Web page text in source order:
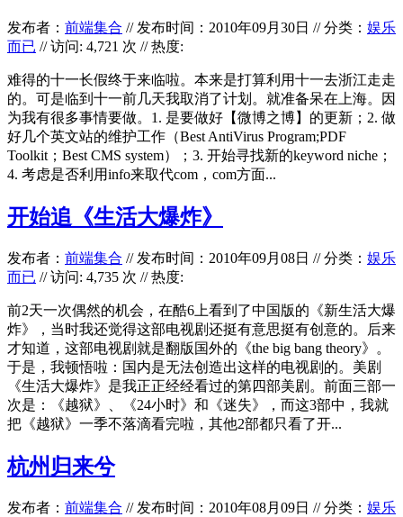
发布者： 前端集合 // 发布时间：2010年09月30日 //分类： 娱乐
而已 // 访问: 4,721 次 // 热度:
难得的十一长假终于来临啦。本来是打算利用十一去浙江走走
的。可是临到十一前几天我取消了计划。就准备呆在上海。因
为我有很多事情要做。1. 是要做好【微博之博】的更新；2. 做
好几个英文站的维护工作（Best AntiVirus Program;PDF
Toolkit；Best CMS system）；3. 开始寻找新的keyword niche；
4. 考虑是否利用info来取代com，com方面...
开始追《生活大爆炸》
发布者： 前端集合 // 发布时间：2010年09月08日 //分类： 娱乐
而已 // 访问: 4,735 次 // 热度:
前2天一次偶然的机会，在酷6上看到了中国版的《新生活大爆
炸》，当时我还觉得这部电视剧还挺有意思挺有创意的。后来
才知道，这部电视剧就是翻版国外的《the big bang theory》。
于是，我顿悟啦：国内是无法创造出这样的电视剧的。美剧
《生活大爆炸》是我正正经经看过的第四部美剧。前面三部一
次是：《越狱》、《24小时》和《迷失》，而这3部中，我就
把《越狱》一季不落滴看完啦，其他2部都只看了开...
杭州归来兮
发布者： 前端集合 // 发布时间：2010年08月09日 //分类： 娱乐